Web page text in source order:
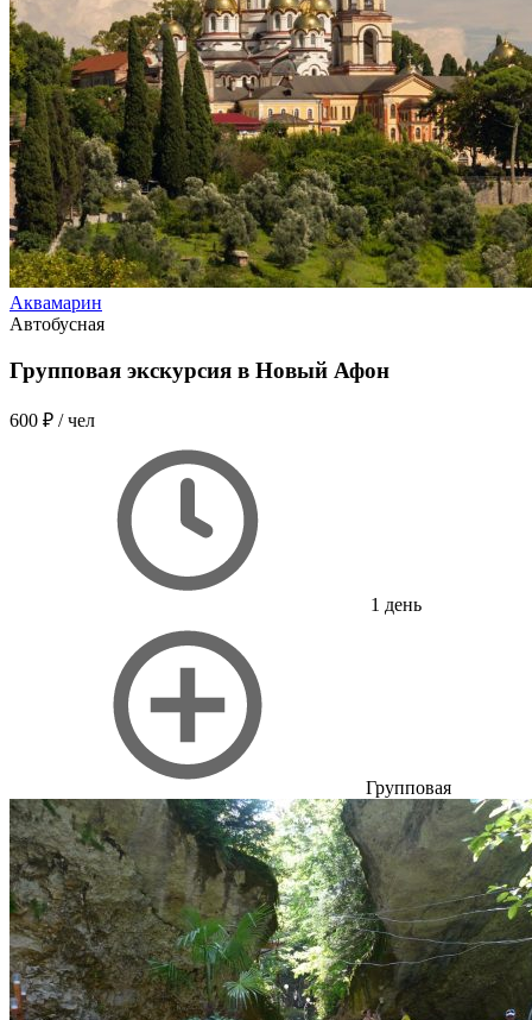
Аквамарин
Автобусная
Групповая экскурсия в Новый Афон
600 ₽ / чел
1 день
Групповая